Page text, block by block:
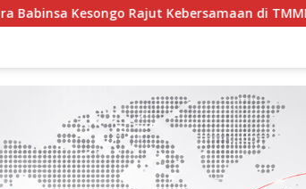
di TMMD 129 Bojonegoro